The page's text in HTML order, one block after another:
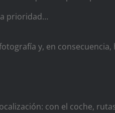
prioridad…
y, en consecuencia,
con el coche,